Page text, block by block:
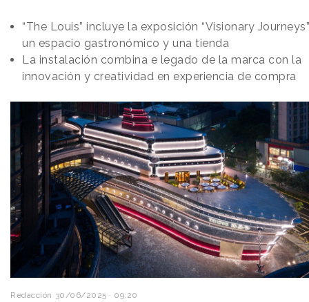
“The Louis” incluye la exposición “Visionary
un espacio gastronómico y una tienda
La instalación combina e legado de la marca con la
innovación y creatividad en experiencia de compra
Redacción 30/06/2025 · 09:20